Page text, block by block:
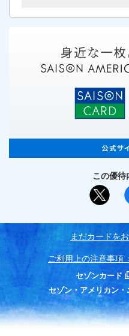
この優待
まだカードを
ご利用上の注意事項
セゾンカード
セゾン・アメリカン